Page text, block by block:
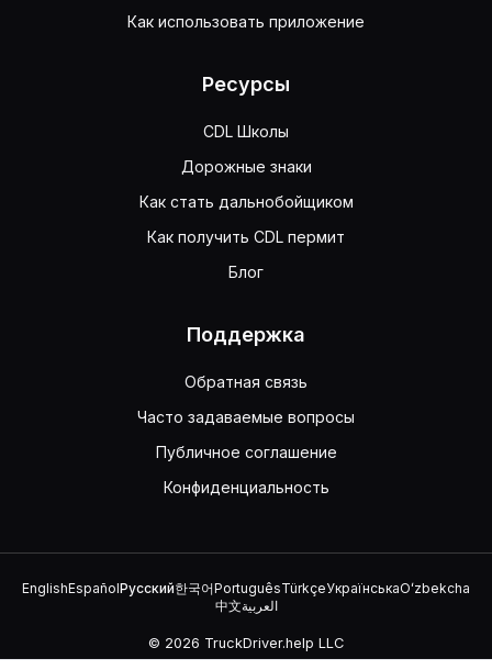
Как использовать приложение
Ресурсы
CDL Школы
Дорожные знаки
Как стать дальнобойщиком
Как получить CDL пермит
Блог
Поддержка
Обратная связь
Часто задаваемые вопросы
Публичное соглашение
Конфиденциальность
EnglishEspañolРусский한국어PortuguêsTürkçeУкраїнськаOʻzbekcha
中文العربية
© 2026 TruckDriver.help LLC